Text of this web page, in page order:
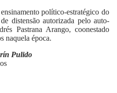
político-estratégico do
distensão autorizada pelo auto-
Pastrana Arango, coonestado
naquela época.
Pulido